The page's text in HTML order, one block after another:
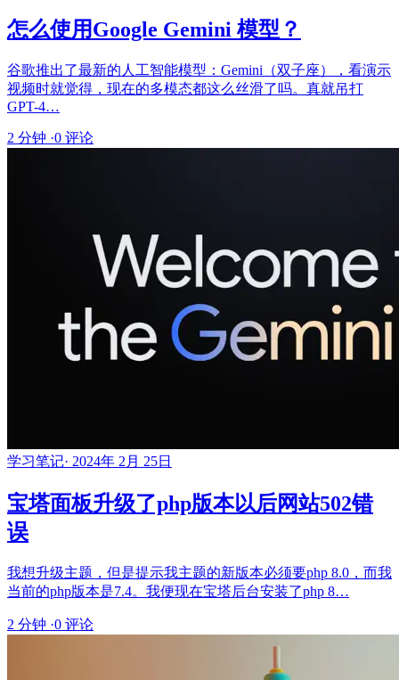
怎么使用Google Gemini 模型？
谷歌推出了最新的人工智能模型：Gemini（双子座），看演示
视频时就觉得，现在的多模态都这么丝滑了吗。真就吊打
GPT-4…
2 分钟 ·0 评论
学习笔记· 2024年 2月 25日
宝塔面板升级了php版本以后网站502错
误
我想升级主题，但是提示我主题的新版本必须要php 8.0，而我
当前的php版本是7.4。我便现在宝塔后台安装了php 8…
2 分钟 ·0 评论